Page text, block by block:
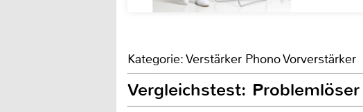
Kategorie: Verstärker Phono Vorverstärker
Vergleichstest: